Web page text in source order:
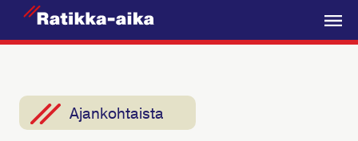
a
k
k
V
Ajankohtaista